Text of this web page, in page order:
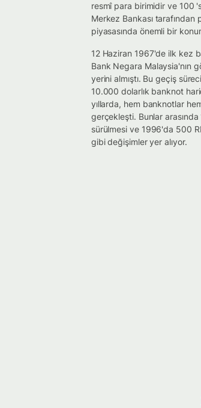
resmî para birimidir ve 100
Merkez Bankası
piyasasında önemli bir
12 Haziran 1967'de ilk kez
Bank Negara Malaysia'nın
yerini almıştı. Bu geçiş
10.000 dolarlık banknot
yıllarda, hem banknotlar
gerçekleşti. Bunlar
sürülmesi ve 1996'da 500
gibi değişimler yer alıyor.